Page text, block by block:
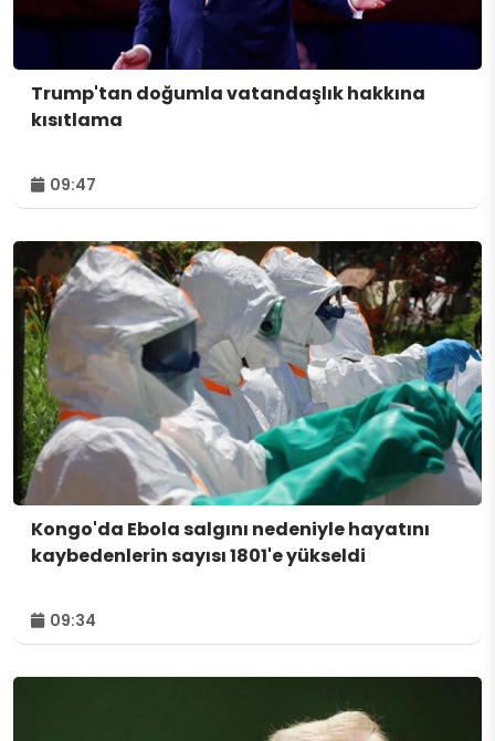
Trump'tan doğumla vatandaşlık hakkına
kısıtlama
09:47
Kongo'da Ebola salgını nedeniyle hayatını
kaybedenlerin sayısı 1801'e yükseldi
09:34